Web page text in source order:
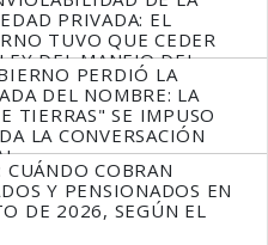
PRIVADA: EL
TUVO QUE CEDER
DEL MANEJO DEL
PERDIÓ LA
DEL NOMBRE: LA
TIERRAS" SE IMPUSO
LA CONVERSACIÓN
CUÁNDO COBRAN
Y PENSIONADOS EN
DE 2026, SEGÚN EL